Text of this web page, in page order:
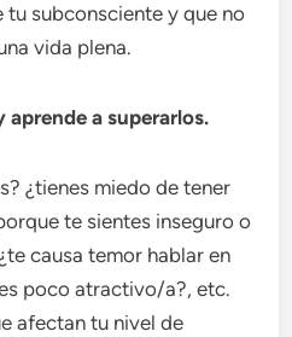
subconsciente y que no
vida plena.
a superarlos.
¿tienes miedo de tener
te sientes inseguro o
causa temor hablar en
poco atractivo/a?, etc.
afectan tu nivel de